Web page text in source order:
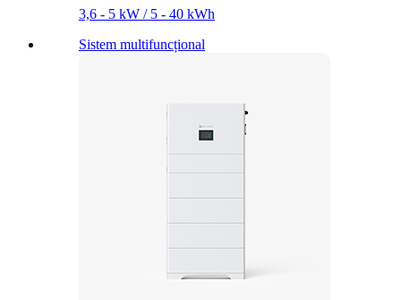
3,6 - 5 kW / 5 - 40 kWh
Sistem multifuncțional